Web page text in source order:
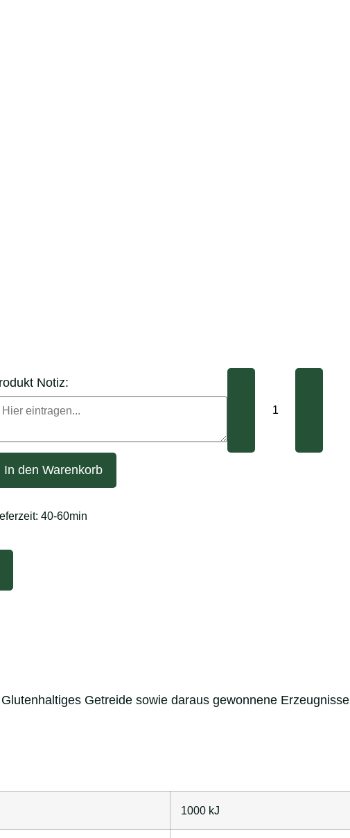
Notiz:
In den Warenkorb
40-60min
Getreide sowie daraus gewonnene Erzeugnisse
1000 kJ